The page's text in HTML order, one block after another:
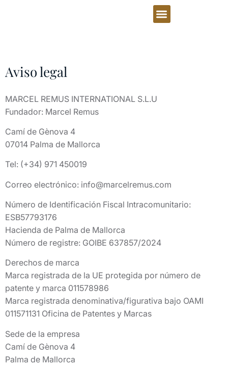
Aviso legal
MARCEL REMUS INTERNATIONAL S.L.U
Fundador: Marcel Remus
Camí de Gènova 4
07014 Palma de Mallorca
Tel: (+34) 971 450019
Correo electrónico: info@marcelremus.com
Número de Identificación Fiscal Intracomunitario:
ESB57793176
Hacienda de Palma de Mallorca
Número de registre: GOIBE 637857/2024
Derechos de marca
Marca registrada de la UE protegida por número de
patente y marca 011578986
Marca registrada denominativa/figurativa bajo OAMI
011571131 Oficina de Patentes y Marcas
Sede de la empresa
Camí de Gènova 4
Palma de Mallorca